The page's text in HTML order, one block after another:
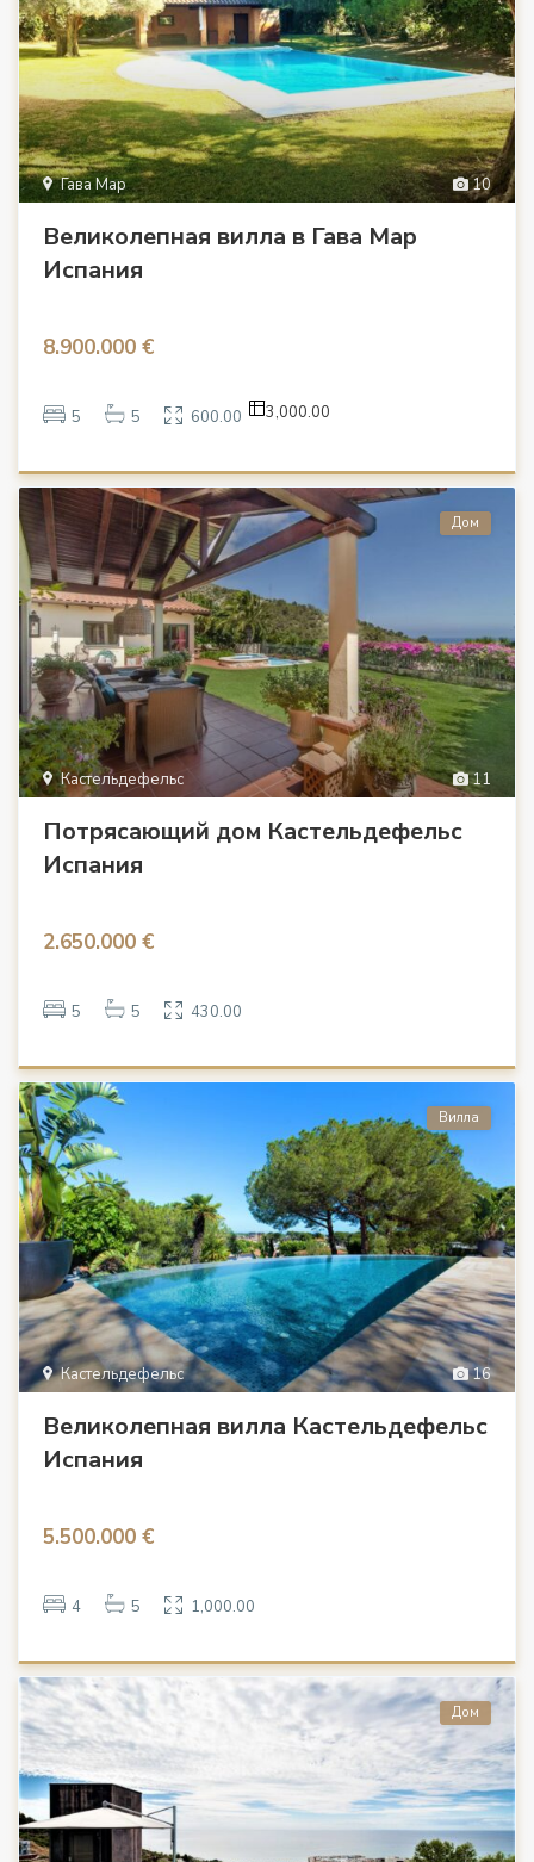
10
Гава Мар
Великолепная вилла в Гава Мар
Испания
8.900.000 €
5 5 600.00 3,000.00
11
Кастельдефельс
Дом
Потрясающий дом Кастельдефельс
Испания
2.650.000 €
5 5 430.00
16
Кастельдефельс
Вилла
Великолепная вилла Кастельдефельс
Испания
5.500.000 €
4 5 1,000.00
Дом